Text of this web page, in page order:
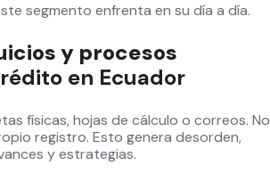
segmento enfrenta en su día a día.
y procesos
en Ecuador​
físicas, hojas de cálculo o correos. No
registro. Esto genera desorden,
y estrategias.